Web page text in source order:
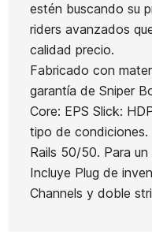
estén buscando su
riders avanzados
calidad precio.
Fabricado con
garantía de Sniper
Core: EPS Slick:
tipo de condiciones.
Rails 50/50. Para
Incluye Plug de
Channels y doble
Marca
Sniper
ReferenciaHF-
En stock 1 Artículo
Ean13
Aletas Churchill